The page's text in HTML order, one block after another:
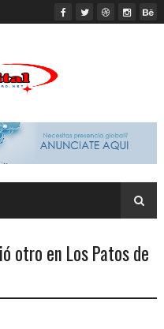
otro en Los Patos de